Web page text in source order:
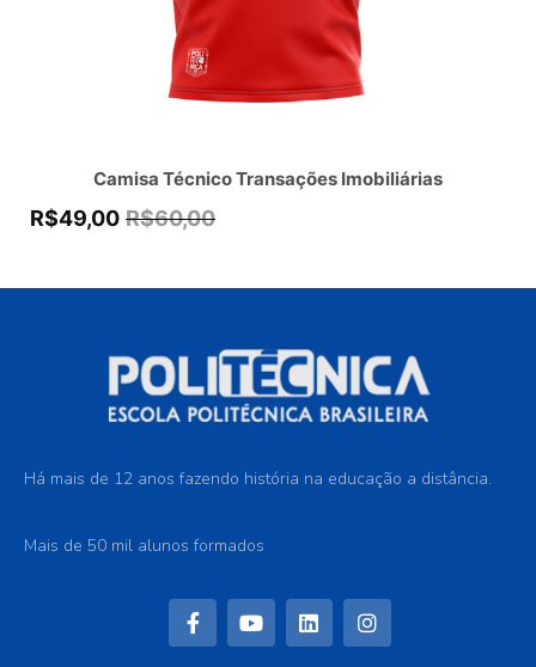
Camisa Técnico Transações Imobiliárias
R$60,00
R$49,00
Há mais de 12 anos fazendo história na educação a distância.
Mais de 50 mil alunos formados